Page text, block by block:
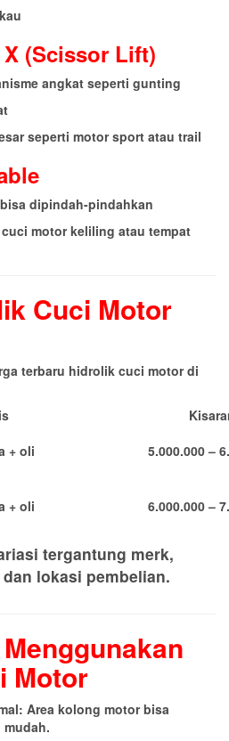
(Scissor Lift)
angkat seperti gunting
seperti motor sport atau trail
dipindah-pindahkan
motor keliling atau tempat
Cuci Motor
terbaru hidrolik cuci motor di
+ oli
5.000.000 –
+ oli 6.000.000 –
tergantung merk,
lokasi pembelian.
Motor
Area kolong motor bisa